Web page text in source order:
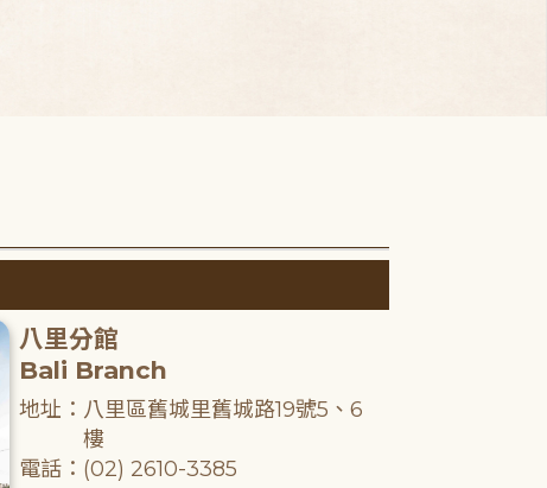
八里分館
Bali Branch
地址：八里區舊城里舊城路19號5、6
樓
電話：(02) 2610-3385